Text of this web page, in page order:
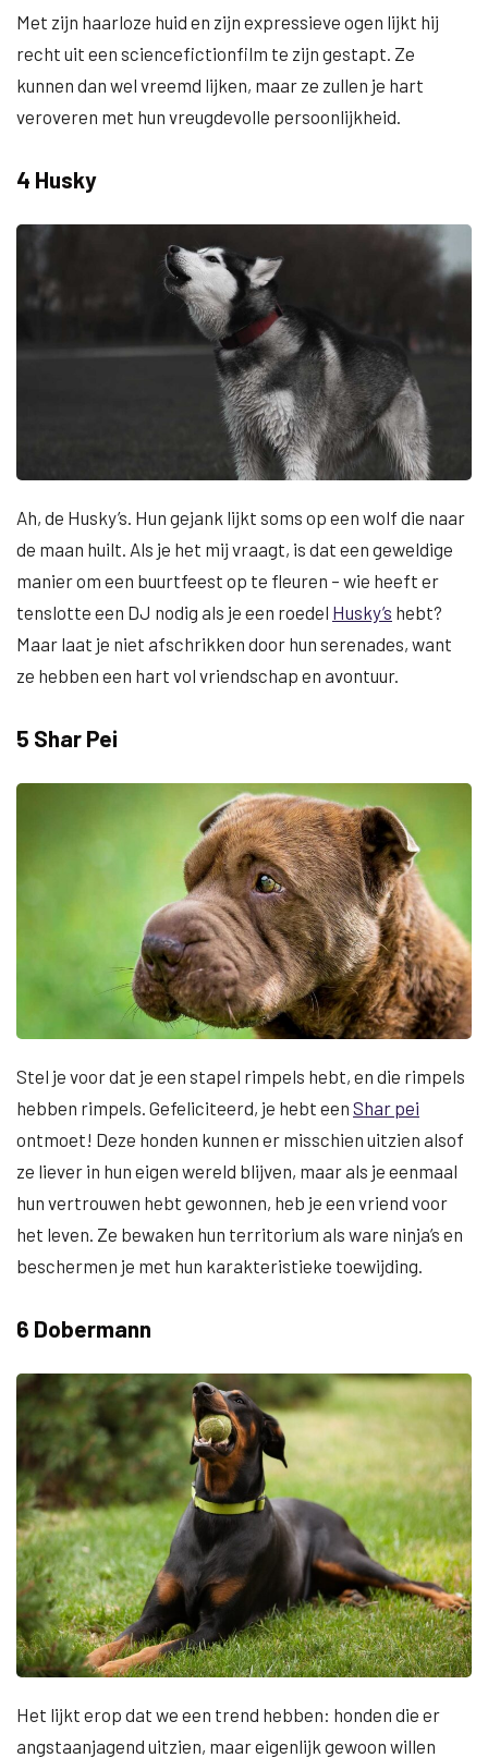
Met zijn haarloze huid en zijn expressieve ogen lijkt hij
recht uit een sciencefictionfilm te zijn gestapt. Ze
kunnen dan wel vreemd lijken, maar ze zullen je hart
veroveren met hun vreugdevolle persoonlijkheid.
4 Husky
Ah, de Husky’s. Hun gejank lijkt soms op een wolf die naar
de maan huilt. Als je het mij vraagt, is dat een geweldige
manier om een buurtfeest op te fleuren – wie heeft er
tenslotte een DJ nodig als je een roedel Husky’s hebt?
Maar laat je niet afschrikken door hun serenades, want
ze hebben een hart vol vriendschap en avontuur.
5 Shar Pei
Stel je voor dat je een stapel rimpels hebt, en die rimpels
hebben rimpels. Gefeliciteerd, je hebt een Shar pei
ontmoet! Deze honden kunnen er misschien uitzien alsof
ze liever in hun eigen wereld blijven, maar als je eenmaal
hun vertrouwen hebt gewonnen, heb je een vriend voor
het leven. Ze bewaken hun territorium als ware ninja’s en
beschermen je met hun karakteristieke toewijding.
6 Dobermann
Het lijkt erop dat we een trend hebben: honden die er
angstaanjagend uitzien, maar eigenlijk gewoon willen